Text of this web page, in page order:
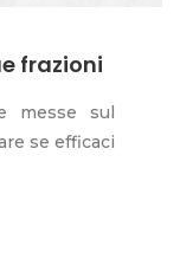
frazioni
messe sul
se efficaci